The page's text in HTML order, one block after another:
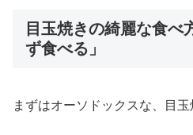
目玉焼きの綺麗な食
ず食べる」
まずはオーソドックスな、目玉